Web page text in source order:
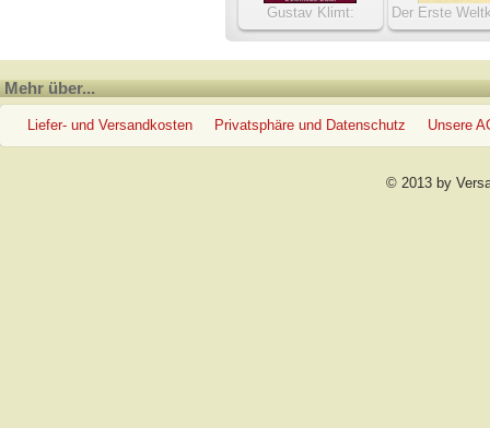
Gustav Klimt:
Digitales
Der Erste
Mehr über...
Liefer- und Versandkosten Privatsphäre und Datenschutz Unsere
© 2013 by